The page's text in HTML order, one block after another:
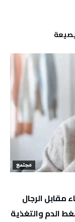
مجتمع
مقابل الرجال
الدم والتغذية